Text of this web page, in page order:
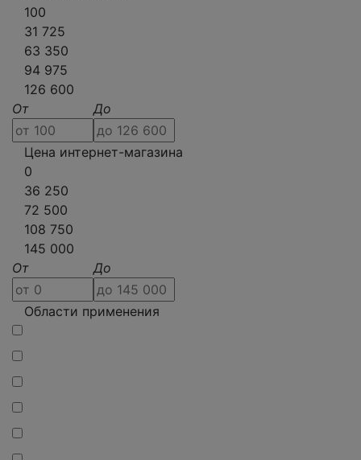
100
31 725
63 350
94 975
126 600
От
До
Цена интернет-магазина
0
36 250
72 500
108 750
145 000
От
До
Области применения